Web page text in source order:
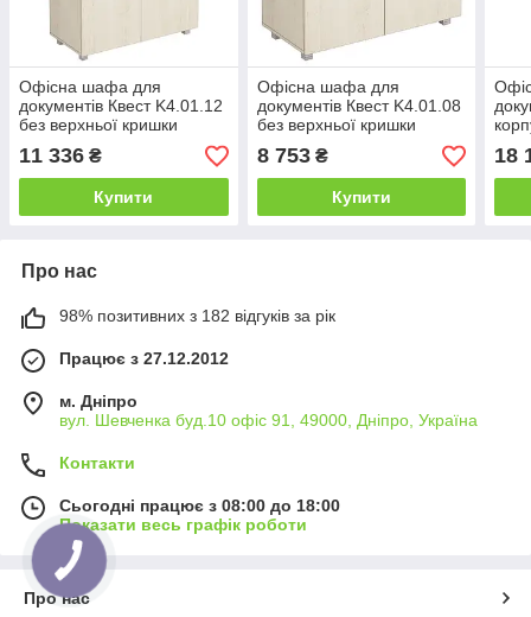
Офісна шафа для
документів Квест K4.01.12
без верхньої кришки
висота 1160 мм
(MConcept-ТМ)
11 336 ₴
Купити
Офісна шафа для
документів Квест K4.01.08
без верхньої кришки
висота 782 мм (MConcept-
ТМ)
8 753₴
Купити
18
Про нас
98% позитивних з 182 відгуків за рік
Працює з 27.12.2012
м. Дніпро
вул. Шевченка буд.10 офіс 91, 49000, Дніпро, Україна
Контакти
Сьогодні працює з 08:00 до 18:00
Показати весь графік роботи
Про нас